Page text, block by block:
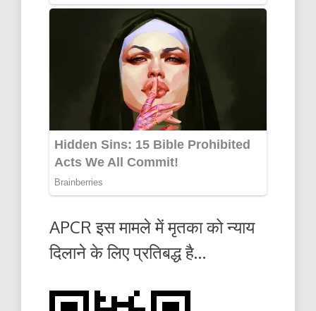
APCR इस मामले में मृतका को न्याय
दिलाने के लिए प्रतिबद्ध है…